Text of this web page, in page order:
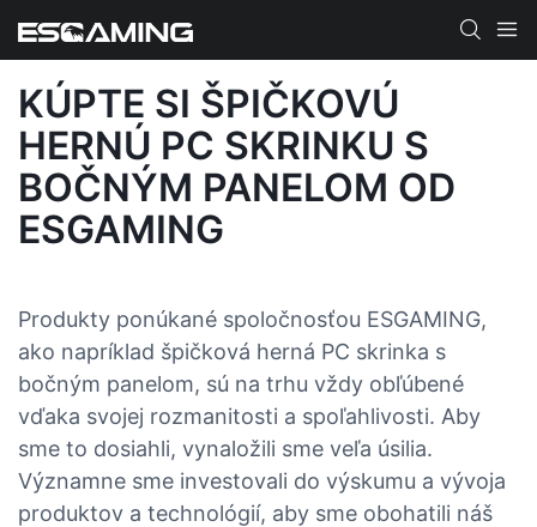
KÚPTE SI ŠPIČKOVÚ
HERNÚ PC SKRINKU S
BOČNÝM PANELOM OD
ESGAMING
Produkty ponúkané spoločnosťou ESGAMING,
ako napríklad špičková herná PC skrinka s
bočným panelom, sú na trhu vždy obľúbené
vďaka svojej rozmanitosti a spoľahlivosti. Aby
sme to dosiahli, vynaložili sme veľa úsilia.
Významne sme investovali do výskumu a vývoja
produktov a technológií, aby sme obohatili náš